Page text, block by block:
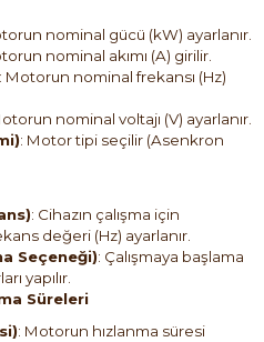
nominal gücü (kW) ayarlanır.
nominal akımı (A) girilir.
: Motorun nominal frekansı (Hz)
nominal voltajı (V) ayarlanır.
: Motor tipi seçilir (Asenkron
: Cihazın çalışma için
değeri (Hz) ayarlanır.
Seçeneği): Çalışmaya başlama
yapılır.
Süreleri
: Motorun hızlanma süresi